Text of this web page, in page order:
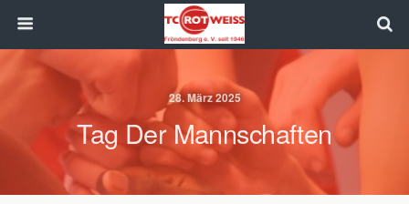
28. März 2025
Tag Der Mannschaften